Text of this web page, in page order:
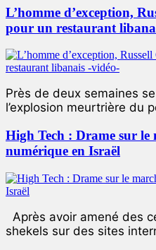
L’homme d’exception,
pour un restaurant
Près de deux semaines
l’explosion meurtrière du
High Tech : Drame sur le
numérique en Israël
Après avoir amené des
shekels sur des sites